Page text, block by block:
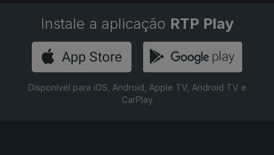
Instale a aplicação RTP Play
Disponível para iOS, Android, Apple TV, Android TV e
CarPlay